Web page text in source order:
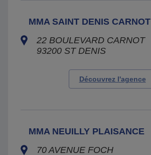
MMA SAINT DENIS CARNOT
22 BOULEVARD CARNOT
93200 ST DENIS
Découvrez l'agence
MMA NEUILLY PLAISANCE
70 AVENUE FOCH